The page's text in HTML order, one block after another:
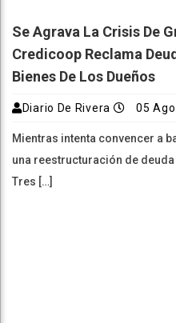
Se Agrava La Crisis De
Credicoop Reclama
Bienes De Los Dueños
Diario De Rivera 05
Mientras intenta convencer a
una reestructuración de
Tres […]